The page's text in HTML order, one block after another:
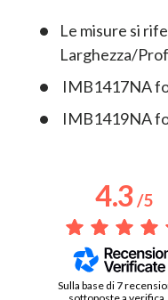
Le misure si
Larghezza/
IMB1417NA
IMB1419NA
4.3/5
Sulla base di 7